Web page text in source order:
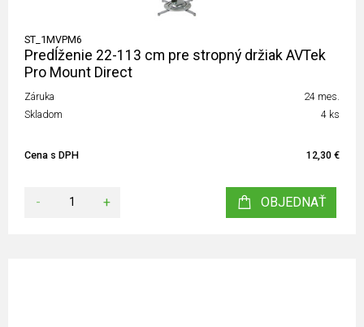
ST_1MVPM6
Predĺženie 22-113 cm pre stropný držiak AVTek
Pro Mount Direct
Záruka
24 mes.
Skladom
4 ks
Cena s DPH 12,30 €
- + OBJEDNAŤ